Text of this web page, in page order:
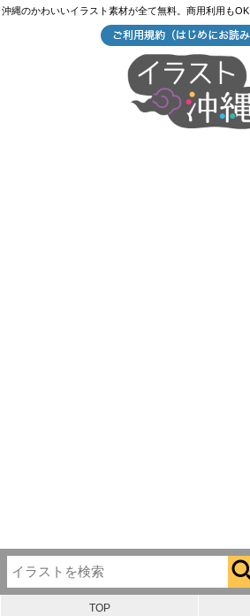
沖縄のかわいいイラスト素材が全て無料。商用利用もOK
TOP